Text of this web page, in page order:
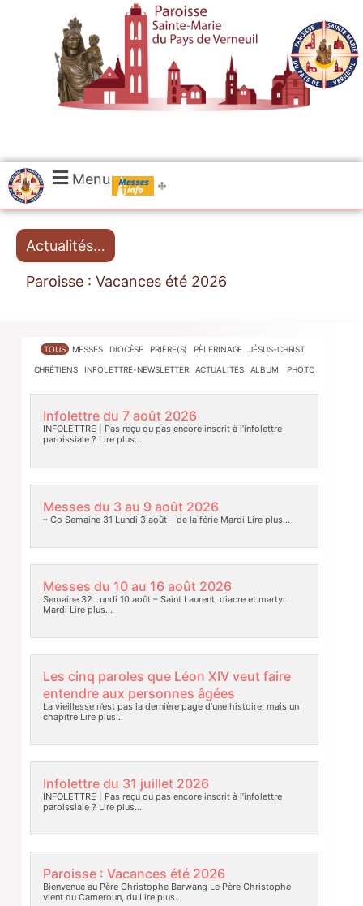
Menu Messes
Actualités…
Paroisse : Vacances été 2026
TOUS MESSES DIOCÈSE PRIÈRE(S) PÈLERINAGE JÉSUS-CHRIST
CHRÉTIENS INFOLETTRE-NEWSLETTER ACTUALITÉS ALBUM PHOTO
Infolettre du 7 août 2026
INFOLETTRE | Pas reçu ou pas encore inscrit à l’infolettre
paroissiale ? Lire plus…
Messes du 3 au 9 août 2026
– Co Semaine 31 Lundi 3 août – de la férie Mardi Lire plus…
Messes du 10 au 16 août 2026
Semaine 32 Lundi 10 août – Saint Laurent, diacre et martyr
Mardi Lire plus…
Les cinq paroles que Léon XIV veut faire
entendre aux personnes âgées
La vieillesse n’est pas la dernière page d’une histoire, mais un
chapitreLire plus…
Infolettre du 31 juillet 2026
INFOLETTRE | Pas reçu ou pas encore inscrit à l’infolettre
paroissiale ? Lire plus…
Paroisse : Vacances été 2026
Bienvenue au Père Christophe Barwang Le Père Christophe
vient du Cameroun, duLire plus…